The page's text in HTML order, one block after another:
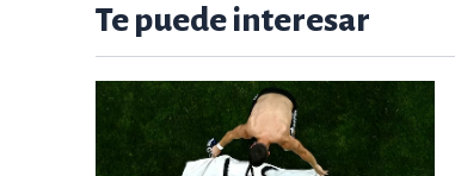
Te puede interesar